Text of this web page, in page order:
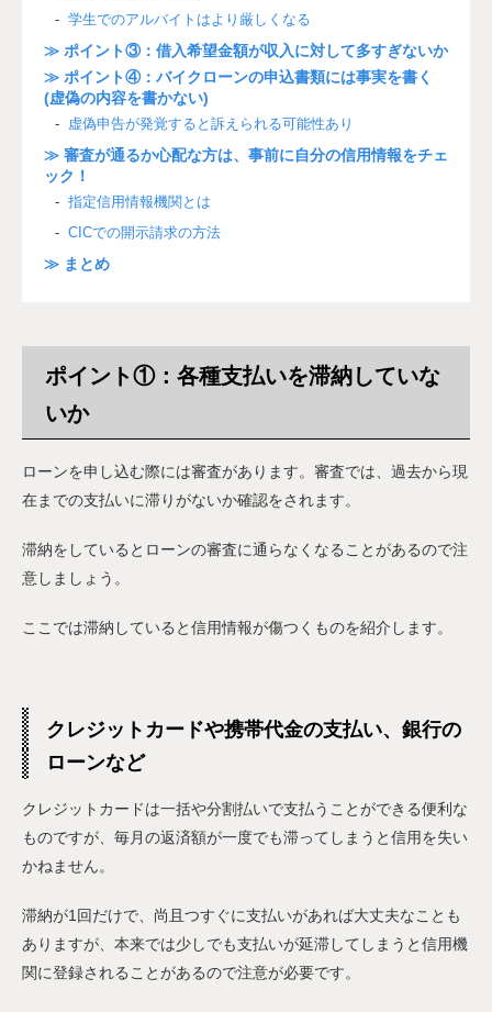
学生でのアルバイトはより厳しくなる
≫ ポイント③：借入希望金額が収入に対して多すぎないか
≫ ポイント④：バイクローンの申込書類には事実を書く
(虚偽の内容を書かない)
虚偽申告が発覚すると訴えられる可能性あり
≫ 審査が通るか心配な方は、事前に自分の信用情報をチェ
ック！
指定信用情報機関とは
CICでの開示請求の方法
≫ まとめ
ポイント①：各種支払いを滞納していな
いか
ローンを申し込む際には審査があります。審査では、過去から現
在までの支払いに滞りがないか確認をされます。
滞納をしているとローンの審査に通らなくなることがあるので注
意しましょう。
ここでは滞納していると信用情報が傷つくものを紹介します。
クレジットカードや携帯代金の支払い、銀行の
ローンなど
クレジットカードは一括や分割払いで支払うことができる便利な
ものですが、毎月の返済額が一度でも滞ってしまうと信用を失い
かねません。
滞納が1回だけで、尚且つすぐに支払いがあれば大丈夫なことも
ありますが、本来では少しでも支払いが延滞してしまうと信用機
関に登録されることがあるので注意が必要です。